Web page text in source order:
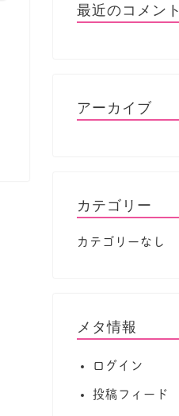
最近のコメント
アーカイブ
カテゴリー
カテゴリーなし
メタ情報
ログイン
投稿フィード